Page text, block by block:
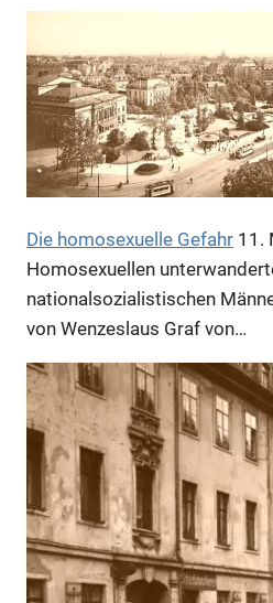
Die homosexuelle Gefahr 11.
Homosexuellen
nationalsozialistischen
von Wenzeslaus Graf von…